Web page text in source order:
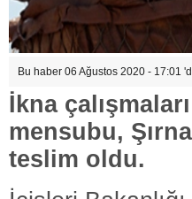
Bu haber 06 Ağustos 2020 - 17:01
İkna
mensubu,
teslim oldu.